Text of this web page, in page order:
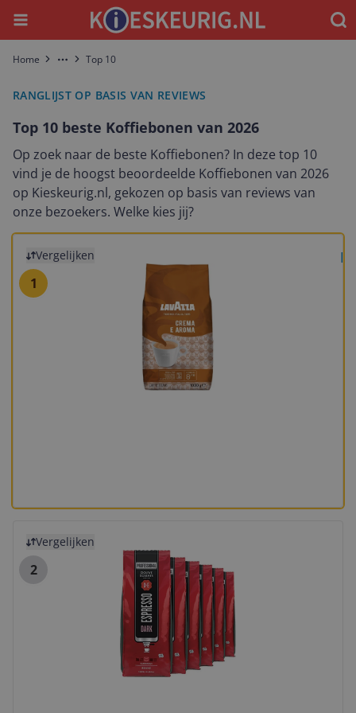
Menu
Home More Top 10
RANGLIJST OP BASIS VAN REVIEWS
Top 10 beste Koffiebonen van 2026
Op zoek naar de beste Koffiebonen? In deze top 10
vind je de hoogst beoordeelde Koffiebonen van 2026
op Kieskeurig.nl, gekozen op basis van reviews van
onze bezoekers. Welke kies jij?
Vergelijken
1
Vergelijken
2